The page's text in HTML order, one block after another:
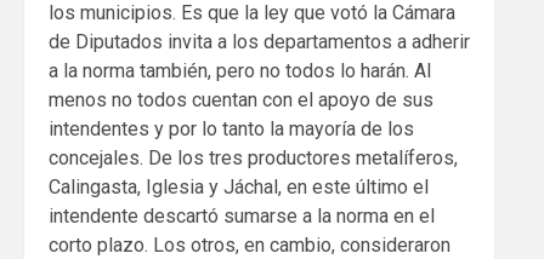
los municipios. Es que la ley que votó la Cámara
de Diputados invita a los departamentos a adherir
a la norma también, pero no todos lo harán. Al
menos no todos cuentan con el apoyo de sus
intendentes y por lo tanto la mayoría de los
concejales. De los tres productores metalíferos,
Calingasta, Iglesia y Jáchal, en este último el
intendente descartó sumarse a la norma en el
corto plazo. Los otros, en cambio, consideraron